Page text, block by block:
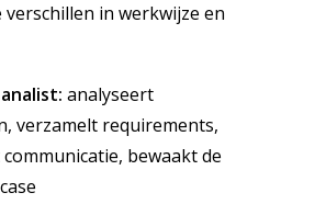
in werkwijze en
analyseert
verzamelt requirements,
bewaakt de